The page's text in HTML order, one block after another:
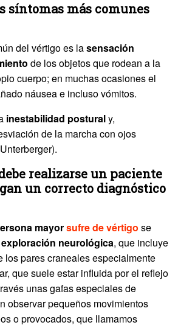
síntomas más comunes
del vértigo es lasensación
de los objetos que rodean a la
cuerpo; en muchas ocasiones el
náusea e incluso vómitos.
inestabilidad posturaly,
de la marcha con ojos
realizarse un paciente
un correcto diagnóstico
mayorsufre de vértigo se
exploración neurológica, que incluye
los pares craneales especialmente
que suele estar influida por el reflejo
unas gafas especiales de
observar pequeños movimientos
o provocados, que llamamos